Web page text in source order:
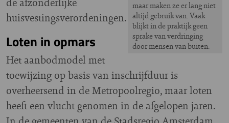
maar maken ze er lang niet
altijd gebruik van. Vaak
blijkt in de praktijk geen
sprake van verdringing
door mensen van buiten.
huisvestingsverordeningen.
Loten in opmars
Het aanbodmodel met
toewijzing op basis van inschrijfduur is
overheersend in de Metropoolregio, maar loten
heeft een vlucht genomen in de afgelopen jaren.